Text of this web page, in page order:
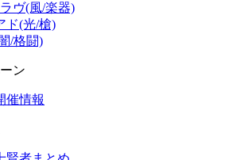
ヴ(風/楽器)
ド(光/槍)
/格闘)
ン
催情報